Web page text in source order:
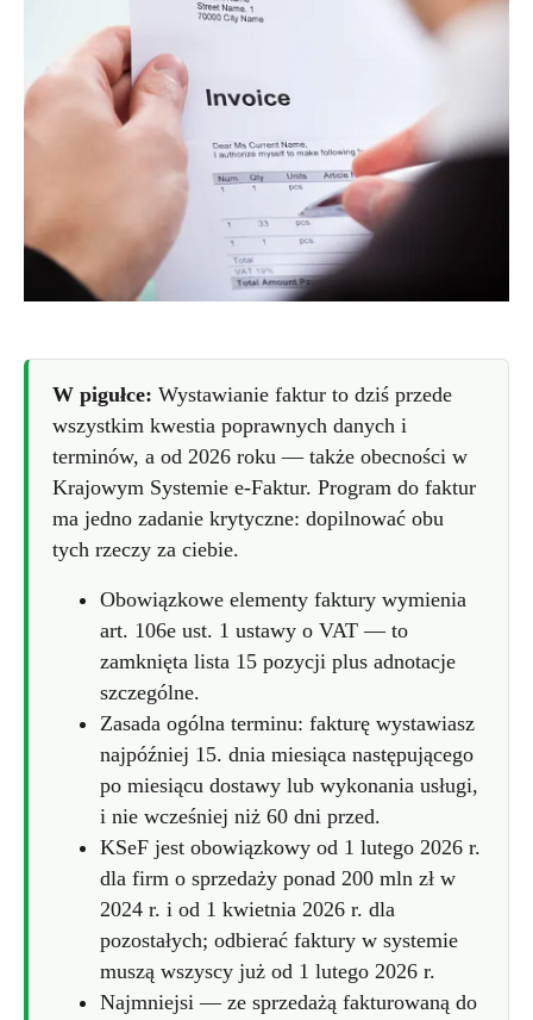
W pigułce: Wystawianie faktur to dziś przede
wszystkim kwestia poprawnych danych i
terminów, a od 2026 roku — także obecności w
Krajowym Systemie e-Faktur. Program do faktur
ma jedno zadanie krytyczne: dopilnować obu
tych rzeczy za ciebie.
Obowiązkowe elementy faktury wymienia
art. 106e ust. 1 ustawy o VAT — to
zamknięta lista 15 pozycji plus adnotacje
szczególne.
Zasada ogólna terminu: fakturę wystawiasz
najpóźniej 15. dnia miesiąca następującego
po miesiącu dostawy lub wykonania usługi,
i nie wcześniej niż 60 dni przed.
KSeF jest obowiązkowy od 1 lutego 2026 r.
dla firm o sprzedaży ponad 200 mln zł w
2024 r. i od 1 kwietnia 2026 r. dla
pozostałych; odbierać faktury w systemie
muszą wszyscy już od 1 lutego 2026 r.
Najmniejsi — ze sprzedażą fakturowaną do